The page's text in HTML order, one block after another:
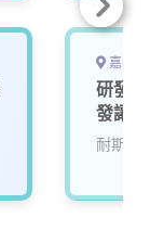
嘉義
研發
發讓
來)1
耐斯企